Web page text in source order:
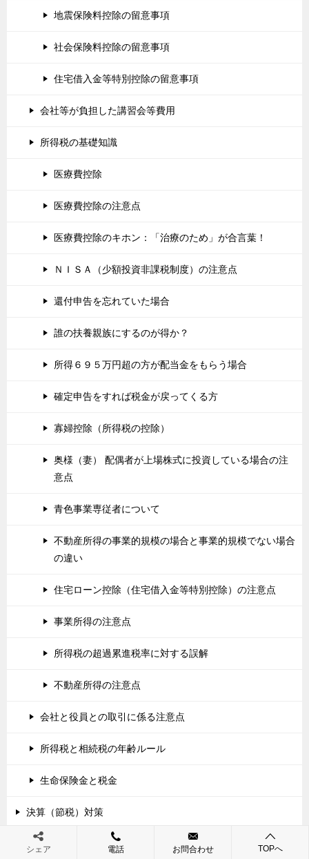
地震保険料控除の留意事項
社会保険料控除の留意事項
住宅借入金等特別控除の留意事項
会社等が負担した講習会等費用
所得税の基礎知識
医療費控除
医療費控除の注意点
医療費控除のキホン：「治療のため」が合言葉！
ＮＩＳＡ（少額投資非課税制度）の注意点
還付申告を忘れていた場合
誰の扶養親族にするのが得か？
所得６９５万円超の方が配当金をもらう場合
確定申告をすれば税金が戻ってくる方
寡婦控除（所得税の控除）
奥様（妻） 配偶者が上場株式に投資している場合の注
意点
青色事業専従者について
不動産所得の事業的規模の場合と事業的規模でない場合
の違い
住宅ローン控除（住宅借入金等特別控除）の注意点
事業所得の注意点
所得税の超過累進税率に対する誤解
不動産所得の注意点
会社と役員との取引に係る注意点
所得税と相続税の年齢ルール
生命保険金と税金
決算（節税）対策
家族（身内）が亡くなった場合に税務上やるべきこと
シェア 電話 お問合わせ TOPへ